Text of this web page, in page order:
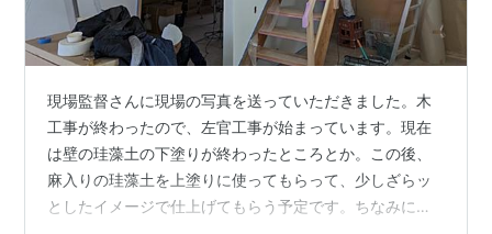
現場監督さんに現場の写真を送っていただきました。木
工事が終わったので、左官工事が始まっています。現在
は壁の珪藻土の下塗りが終わったところとか。この後、
麻入りの珪藻土を上塗りに使ってもらって、少しざらッ
としたイメージで仕上げてもらう予定です。ちなみにウ